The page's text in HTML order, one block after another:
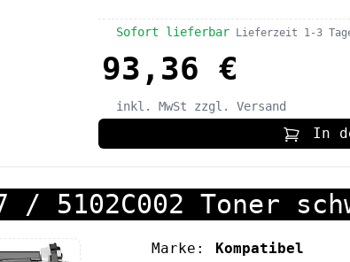
Sofort lieferbar Lieferzeit 1-3
93,36 €
inkl. MwSt zzgl. Versand
In
5102C002 Toner
Marke:
Kompatibel